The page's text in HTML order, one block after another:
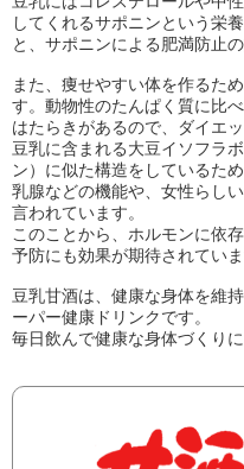
してくれるサポニンという栄
と、サポニンによる肥満防止
また、痩せやすい体を作るた
す。動物性のたんぱく質に比
はたらきがあるので、ダイエ
豆乳に含まれる大豆イソフラ
ン）に似た構造をしているた
乳腺などの機能や、女性らし
言われています。
このことから、ホルモンに依
予防にも効果が期待されていま
豆乳甘酒は、健康な身体を維
ーパー健康ドリンクです。
毎日飲んで健康な身体づくり